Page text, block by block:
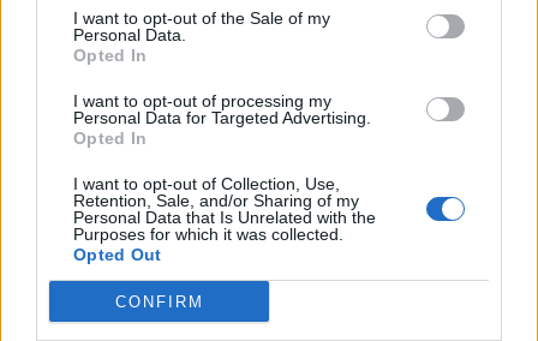
I want to opt-out of the Sale of my
Personal Data.
Opted In
I want to opt-out of processing my
Personal Data for Targeted Advertising.
Opted In
I want to opt-out of Collection, Use,
Retention, Sale, and/or Sharing of my
Personal Data that Is Unrelated with the
Purposes for which it was collected.
Opted Out
CONFIRM
Street style κατευθείαν από
τους δρόμους του Παρισιού
ΜΌΔΑ